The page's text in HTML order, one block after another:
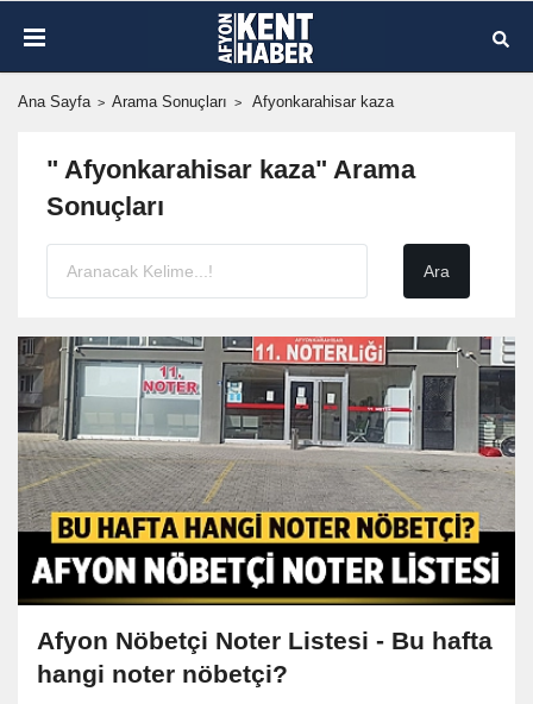
Ana Sayfa Arama Sonuçları Afyonkarahisar kaza
" Afyonkarahisar kaza" Arama
Sonuçları
Afyon Nöbetçi Noter Listesi - Bu hafta
hangi noter nöbetçi?